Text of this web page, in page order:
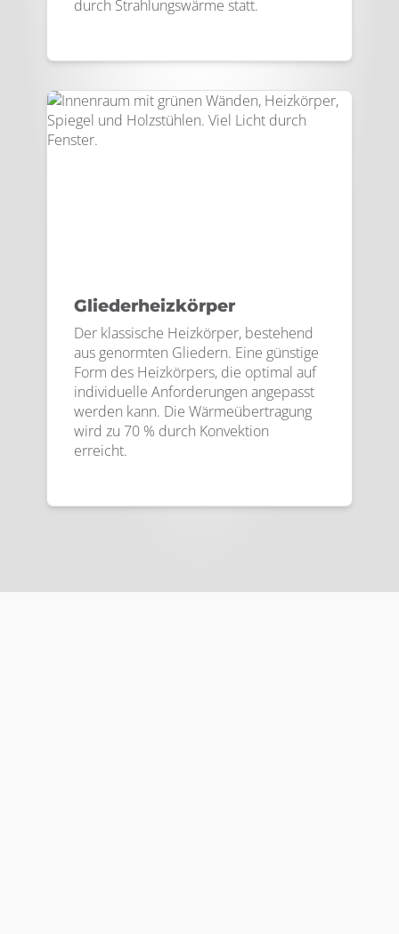
durch Strahlungswärme statt.
Gliederheizkörper
Der klassische Heizkörper, bestehend
aus genormten Gliedern. Eine günstige
Form des Heizkörpers, die optimal auf
individuelle Anforderungen angepasst
werden kann. Die Wärmeübertragung
wird zu 70 % durch Konvektion
erreicht.